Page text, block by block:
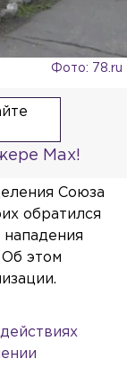
Фото: 78.ru
Max!
Союза
обратился
Об этом